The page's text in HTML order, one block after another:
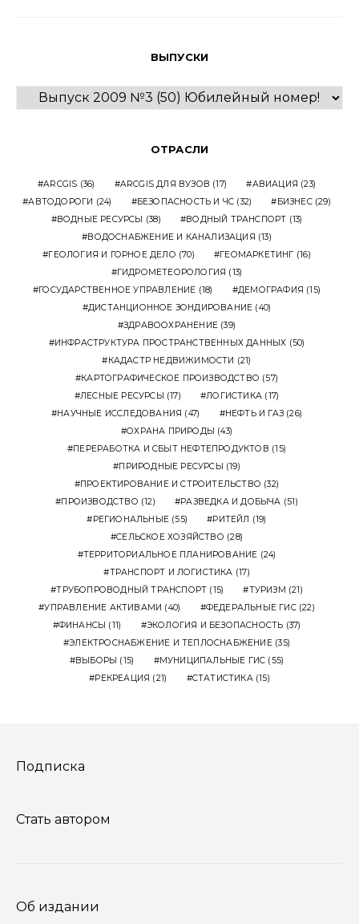
ВЫПУСКИ
ВЫПУСКИ
ОТРАСЛИ
ARCGIS (36) ARCGIS ДЛЯ ВУЗОВ (17) АВИАЦИЯ (23)
АВТОДОРОГИ (24) БЕЗОПАСНОСТЬ И ЧС (32) БИЗНЕС(29)
ВОДНЫЕ РЕСУРСЫ (38) ВОДНЫЙ ТРАНСПОРТ (13)
ВОДОСНАБЖЕНИЕ И КАНАЛИЗАЦИЯ (13)
ГЕОЛОГИЯ И ГОРНОЕ ДЕЛО (70) ГЕОМАРКЕТИНГ (16)
ГИДРОМЕТЕОРОЛОГИЯ (13)
ГОСУДАРСТВЕННОЕ УПРАВЛЕНИЕ (18) ДЕМОГРАФИЯ (15)
ДИСТАНЦИОННОЕ ЗОНДИРОВАНИЕ (40)
ЗДРАВООХРАНЕНИЕ (39)
ИНФРАСТРУКТУРА ПРОСТРАНСТВЕННЫХ ДАННЫХ (50)
КАДАСТР НЕДВИЖИМОСТИ (21)
КАРТОГРАФИЧЕСКОЕ ПРОИЗВОДСТВО (57)
ЛЕСНЫЕ РЕСУРСЫ (17) ЛОГИСТИКА (17)
НАУЧНЫЕ ИССЛЕДОВАНИЯ (47) НЕФТЬ И ГАЗ(26)
ОХРАНА ПРИРОДЫ (43)
ПЕРЕРАБОТКА И СБЫТ НЕФТЕПРОДУКТОВ (15)
ПРИРОДНЫЕ РЕСУРСЫ (19)
ПРОЕКТИРОВАНИЕ И СТРОИТЕЛЬСТВО (32)
ПРОИЗВОДСТВО (12) РАЗВЕДКА И ДОБЫЧА (51)
РЕГИОНАЛЬНЫЕ (55) РИТЕЙЛ (19)
СЕЛЬСКОЕ ХОЗЯЙСТВО (28)
ТЕРРИТОРИАЛЬНОЕ ПЛАНИРОВАНИЕ (24)
ТРАНСПОРТ И ЛОГИСТИКА (17)
ТРУБОПРОВОДНЫЙ ТРАНСПОРТ (15) ТУРИЗМ (21)
УПРАВЛЕНИЕ АКТИВАМИ (40) ФЕДЕРАЛЬНЫЕ ГИС(22)
ФИНАНСЫ (11) ЭКОЛОГИЯ И БЕЗОПАСНОСТЬ (37)
ЭЛЕКТРОСНАБЖЕНИЕ И ТЕПЛОСНАБЖЕНИЕ(35)
ВЫБОРЫ (15) МУНИЦИПАЛЬНЫЕ ГИС (55)
РЕКРЕАЦИЯ (21) СТАТИСТИКА(15)
Подписка
Стать автором
Об издании